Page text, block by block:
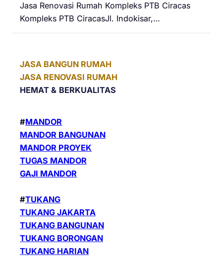
Jasa Renovasi Rumah Kompleks PTB Ciracas
Kompleks PTB CiracasJl. Indokisar,…
JASA BANGUN RUMAH
JASA RENOVASI RUMAH
HEMAT & BERKUALITAS
#MANDOR
MANDOR BANGUNAN
MANDOR PROYEK
TUGAS MANDOR
GAJI MANDOR
#TUKANG
TUKANG JAKARTA
TUKANG BANGUNAN
TUKANG BORONGAN
TUKANG HARIAN